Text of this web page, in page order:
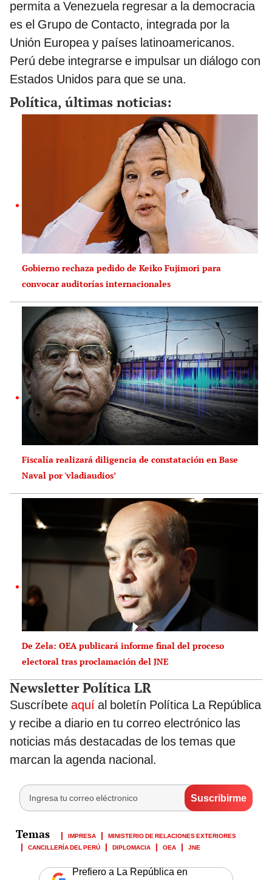
permita a Venezuela regresar a la democracia
es el Grupo de Contacto, integrada por la
Unión Europea y países latinoamericanos.
Perú debe integrarse e impulsar un diálogo con
Estados Unidos para que se una.
Política, últimas noticias:
Gobierno rechaza pedido de Keiko Fujimori para
convocar auditorías internacionales
Fiscalía realizará diligencia de constatación en Base
Naval por 'vladiaudios’
De Zela: OEA publicará informe final del proceso
electoral tras proclamación del JNE
Newsletter Política LR
Suscríbete aquí al boletín Política La República
y recibe a diario en tu correo electrónico las
noticias más destacadas de los temas que
marcan la agenda nacional.
IMPRESA
MINISTERIO DE RELACIONES EXTERIORES
CANCILLERÍA DEL PERÚ
DIPLOMACIA OEA JNE
Prefiero a La República en